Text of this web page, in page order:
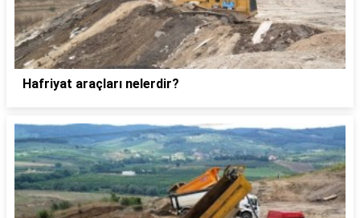
Hafriyat araçları nelerdir?